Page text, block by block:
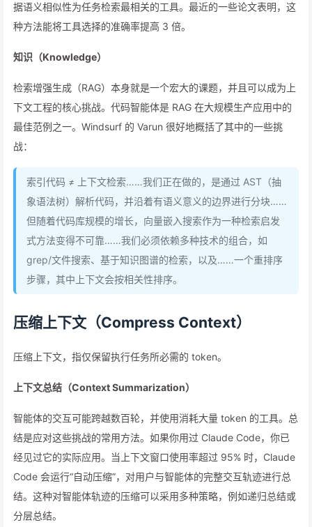
据语义相似性为任务检索最相关的工具。最近的一些论文表明，这
种方法能将工具选择的准确率提高 3 倍。
知识（Knowledge）
检索增强生成（RAG）本身就是一个宏大的课题，并且可以成为上
下文工程的核心挑战。代码智能体是 RAG 在大规模生产应用中的
最佳范例之一。Windsurf 的 Varun 很好地概括了其中的一些挑
战：
索引代码 ≠ 上下文检索……我们正在做的，是通过 AST（抽
象语法树）解析代码，并沿着有语义意义的边界进行分块……
但随着代码库规模的增长，向量嵌入搜索作为一种检索启发
式方法变得不可靠……我们必须依赖多种技术的组合，如
grep/文件搜索、基于知识图谱的检索，以及……一个重排序
步骤，其中上下文会按相关性排序。
压缩上下文（Compress Context）
压缩上下文，指仅保留执行任务所必需的 token。
上下文总结（Context Summarization）
智能体的交互可能跨越数百轮，并使用消耗大量 token 的工具。总
结是应对这些挑战的常用方法。如果你用过 Claude Code，你已
经见过它的实际应用。当上下文窗口使用率超过 95% 时，Claude
Code 会运行“自动压缩”，对用户与智能体的完整交互轨迹进行总
结。这种对智能体轨迹的压缩可以采用多种策略，例如递归总结或
分层总结。